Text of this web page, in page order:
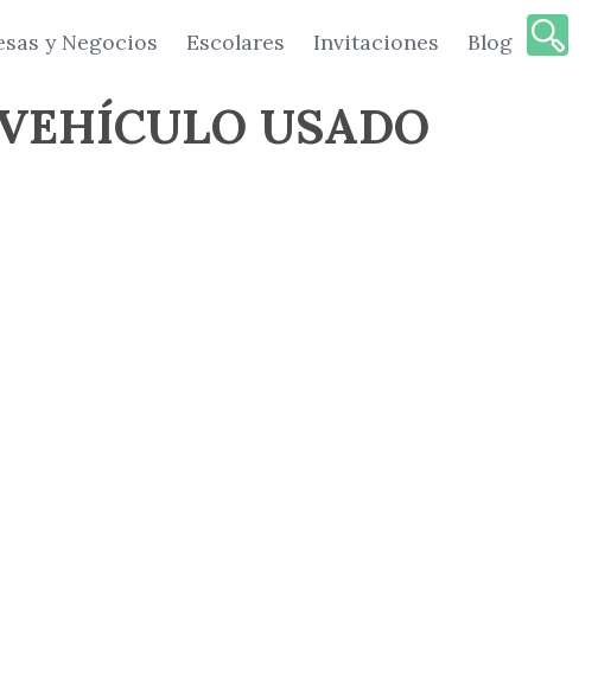
y Negocios Escolares Invitaciones Blog
USADO